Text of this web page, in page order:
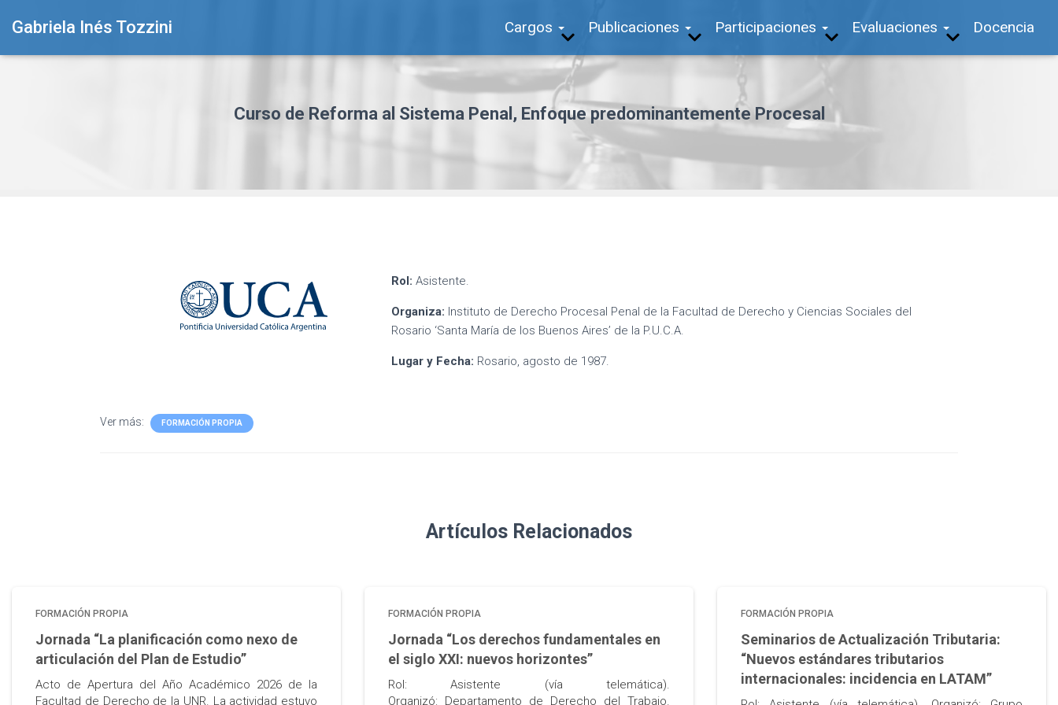
Gabriela Inés Tozzini Cargos Publicaciones Participaciones Evaluaciones Docencia
Curso de Reforma al Sistema Penal, Enfoque predominantemente Procesal
Rol: Asistente.
Organiza: Instituto de Derecho Procesal Penal de la Facultad de Derecho y Ciencias Sociales del
Rosario ‘Santa María de los Buenos Aires’ de la P.U.C.A.
Lugar y Fecha: Rosario, agosto de 1987.
Ver más: FORMACIÓN PROPIA
Artículos Relacionados
FORMACIÓN PROPIA
Jornada “La planificación como nexo de
articulación del Plan de Estudio”
Acto de Apertura del Año Académico 2026 de la
Facultad de Derecho de la UNR. La actividad estuvo
FORMACIÓN PROPIA
Jornada “Los derechos fundamentales en
el siglo XXI: nuevos horizontes”
Rol: Asistente (vía telemática).
Organizó: Departamento de Derecho del Trabajo.
FORMACIÓN PROPIA
Seminarios de Actualización Tributaria:
“Nuevos estándares tributarios
internacionales: incidencia en LATAM”